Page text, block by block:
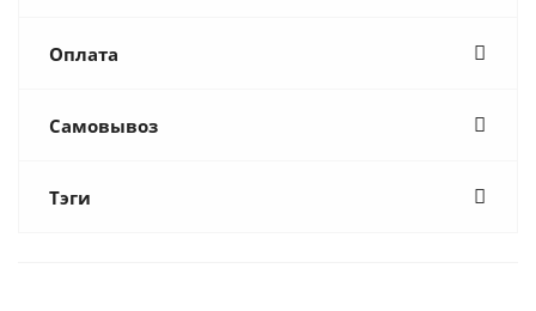
Оплата
Самовывоз
Тэги